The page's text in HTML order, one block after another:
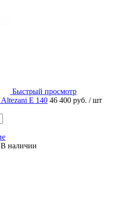
Быстрый просмотр
E 140 46 400 руб. / шт
В наличии